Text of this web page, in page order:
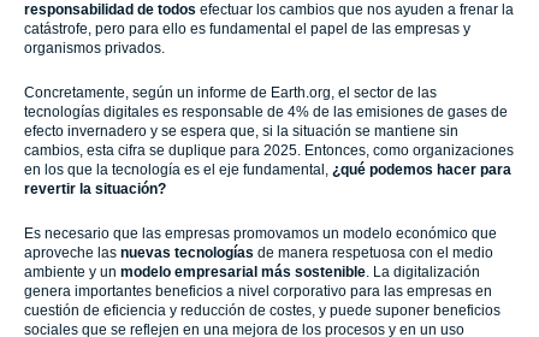
responsabilidad de todos efectuar los cambios que nos ayuden a frenar la
catástrofe, pero para ello es fundamental el papel de las empresas y
organismos privados.
Concretamente, según un informe de Earth.org, el sector de las
tecnologías digitales es responsable de 4% de las emisiones de gases de
efecto invernadero y se espera que, si la situación se mantiene sin
cambios, esta cifra se duplique para 2025. Entonces, como organizaciones
en los que la tecnología es el eje fundamental, ¿qué podemos hacer para
revertir la situación?
Es necesario que las empresas promovamos un modelo económico que
aproveche las nuevas tecnologías de manera respetuosa con el medio
ambiente y un modelo empresarial más sostenible. La digitalización
genera importantes beneficios a nivel corporativo para las empresas en
cuestión de eficiencia y reducción de costes, y puede suponer beneficios
sociales que se reflejen en una mejora de los procesos y en un uso